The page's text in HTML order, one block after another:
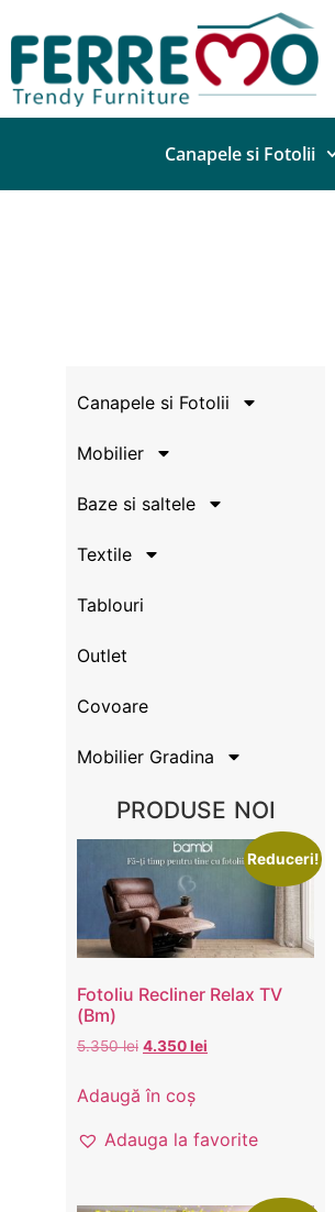
Canapele si Fotolii
Canapele si Fotolii
Mobilier
Baze si saltele
Textile
Tablouri
Outlet
Covoare
Mobilier Gradina
PRODUSE NOI
Reduceri!
Fotoliu Recliner Relax TV
(Bm)
5.350lei 4.350lei
Adaugă în coș
Adauga la favorite